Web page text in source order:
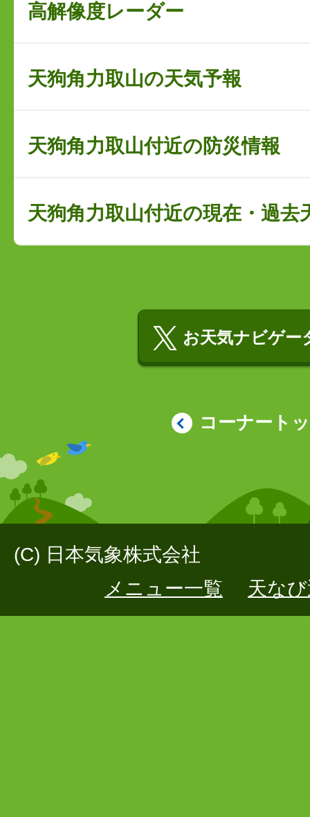
高解像度レーダー
天狗角力取山の天気予報
天狗角力取山付近の防災情報
天狗角力取山付近の現在・過去
お天気ナビゲー
コーナート
(C) 日本気象株式会社
メニュー一覧
天な